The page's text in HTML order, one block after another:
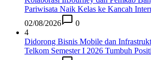
Pariwisata Naik Kelas ke Kancah
02/08/2026
0
4
Didorong Bisnis Mobile dan
Telkom Semester I 2026 Tumbuh